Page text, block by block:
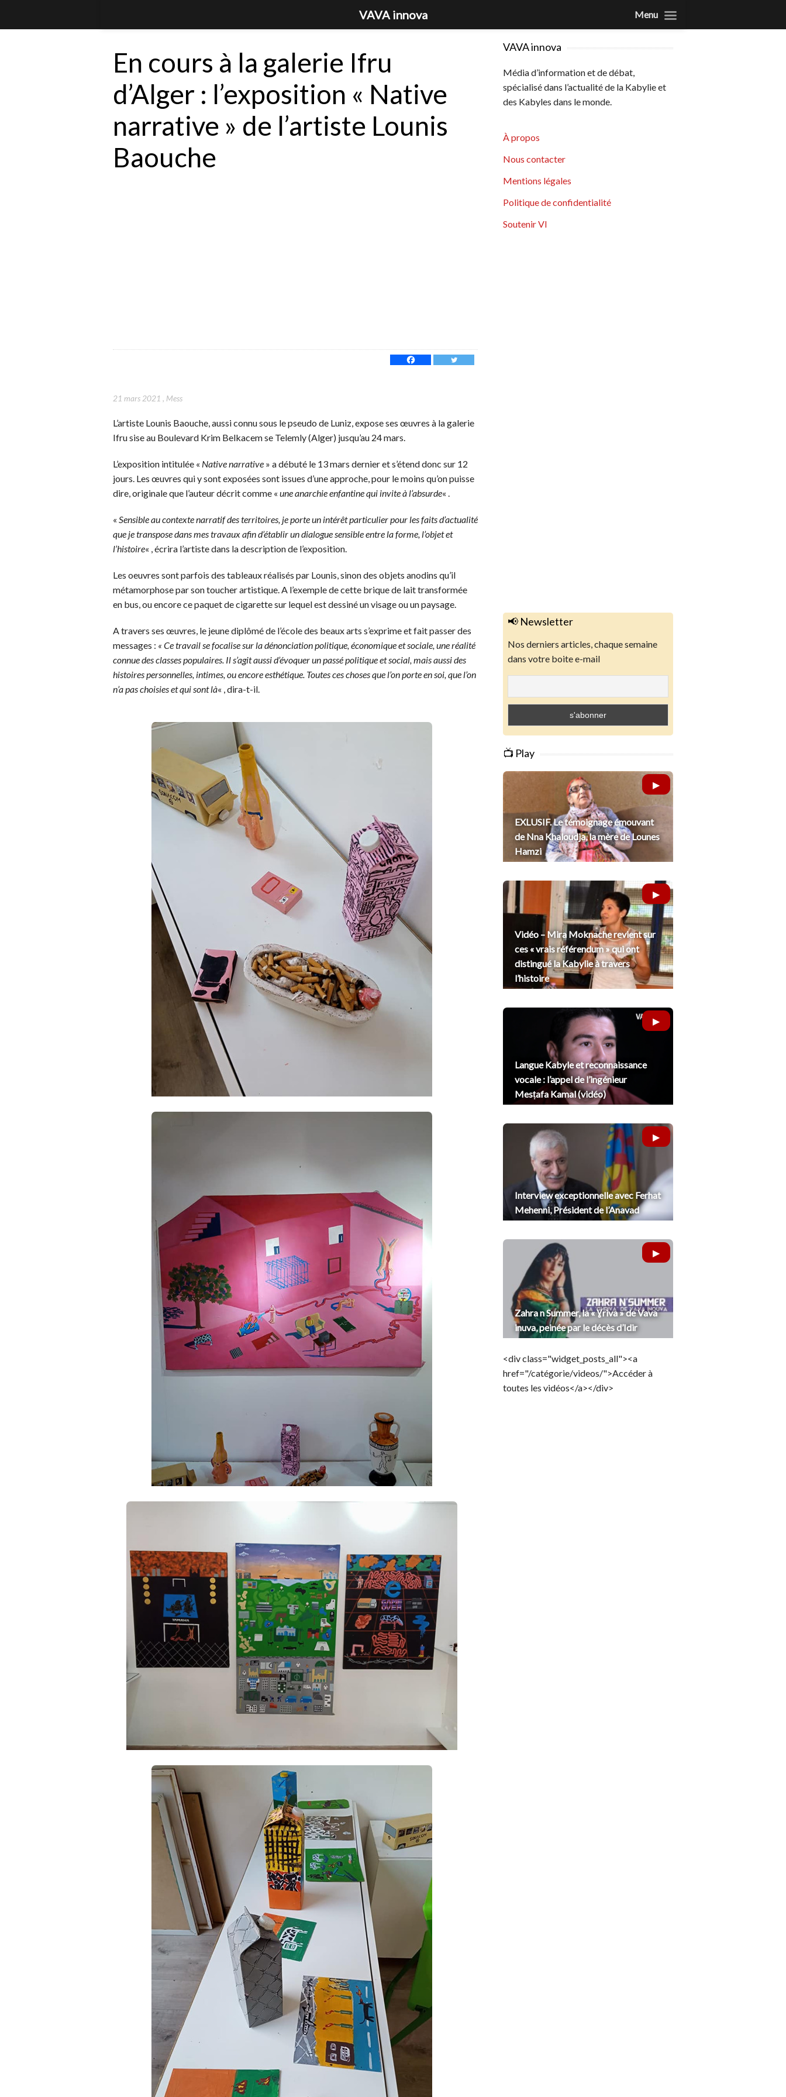
En cours à la galerie Ifru
d’Alger : l’exposition « Native
narrative » de l’artiste Lounis
Baouche
21 mars 2021 , Mess
L’artiste Lounis Baouche, aussi connu sous le pseudo de Luniz, expose ses œuvres à la galerie
Ifru sise au Boulevard Krim Belkacem se Telemly (Alger) jusqu’au 24 mars.
L’exposition intitulée « Native narrative » a débuté le 13 mars dernier et s’étend donc sur 12
jours. Les œuvres qui y sont exposées sont issues d’une approche, pour le moins qu’on puisse
dire, originale que l’auteur décrit comme «une anarchie enfantine qui invite à l’absurde« .
«Sensible au contexte narratif des territoires, je porte un intérêt particulier pour les faits d’actualité
que je transpose dans mes travaux afin d’établir un dialogue sensible entre la forme, l’objet et
l’histoire« , écrira l’artiste dans la description de l’exposition.
Les oeuvres sont parfois des tableaux réalisés par Lounis, sinon des objets anodins qu’il
métamorphose par son toucher artistique. A l’exemple de cette brique de lait transformée
en bus, ou encore ce paquet de cigarette sur lequel est dessiné un visage ou un paysage.
A travers ses œuvres, le jeune diplômé de l’école des beaux arts s’exprime et fait passer des
messages : « Ce travail se focalise sur la dénonciation politique, économique et sociale, une réalité
connue des classes populaires. Il s’agit aussi d’évoquer un passé politique et social, mais aussi des
histoires personnelles, intimes, ou encore esthétique. Toutes ces choses que l’on porte en soi, que l’on
n’a pas choisies et qui sont là« , dira-t-il.
VAVA innova
Média d’information et de débat,
spécialisé dans l’actualité de la Kabylie et
des Kabyles dans le monde.
À propos
Nous contacter
Mentions légales
Politique de confidentialité
Soutenir VI
📢 Newsletter
Nos derniers articles, chaque semaine
dans votre boite e-mail
📺 Play
EXLUSIF. Le témoignage émouvant
de Nna Khaloudja, la mère de Lounes
Hamzi
Vidéo – Mira Moknache revient sur
ces « vrais référendum » qui ont
distingué la Kabylie à travers
l’histoire
Langue Kabyle et reconnaissance
vocale : l’appel de l’ingénieur
Mesṭafa Kamal (vidéo)
Interview exceptionnelle avec Ferhat
Mehenni, Président de l’Anavad
Zahra n Summer, la « Ɣriva » de Vava
inuva, peinée par le décès d’Idir
<div class="widget_posts_all"><a
href="/catégorie/videos/">Accéder à
toutes les vidéos</a></div>
VAVA innova Menu